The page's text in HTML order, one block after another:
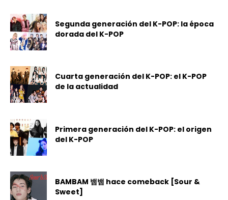
Segunda generación del K-POP: la época
dorada del K-POP
Cuarta generación del K-POP: el K-POP
de la actualidad
Primera generación del K-POP: el origen
del K-POP
BAMBAM 뱀뱀 hace comeback [Sour &
Sweet]